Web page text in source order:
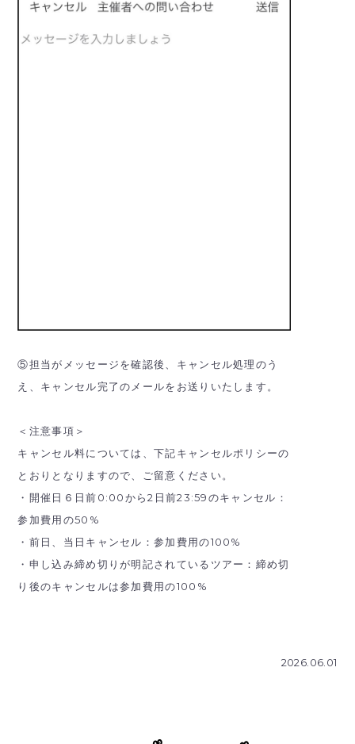
⑤担当がメッセージを確認後、キャンセル処理のう
え、キャンセル完了のメールをお送りいたします。
＜注意事項＞
キャンセル料については、下記キャンセルポリシーの
とおりとなりますので、ご留意ください。
・開催日６日前0:00から2日前23:59のキャンセル：
参加費用の50%
・前日、当日キャンセル：参加費用の100%
・申し込み締め切りが明記されているツアー：締め切
り後のキャンセルは参加費用の100%
2026.06.01